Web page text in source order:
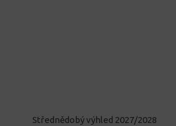
Střednědobý výhled 2027/2028